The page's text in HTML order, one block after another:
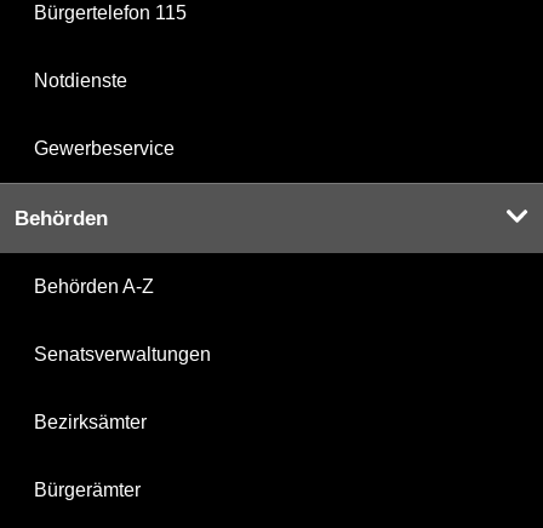
Bürgertelefon 115
Notdienste
Gewerbeservice
Behörden
Behörden A-Z
Senatsverwaltungen
Bezirksämter
Bürgerämter